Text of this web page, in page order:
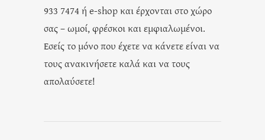
933 7474 ή e-shop και έρχονται στο χώρο
σας – ωμοί, φρέσκοι και εμφιαλωμένοι.
Εσείς το μόνο που έχετε να κάνετε είναι να
τους ανακινήσετε καλά και να τους
απολαύσετε!